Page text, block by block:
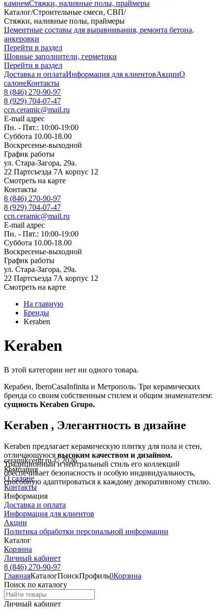
камнемСтяжки, наливные полы, праймеры
Каталог/Строительные смеси, СВП/
Стяжки, наливные полы, праймеры
Цементные составы для выравнивания, ремонта бетона,
анкеровки
Перейти в раздел
Шовные заполнители, герметики
Перейти в раздел
Доставка и оплатаИнформация для клиентовАкцииО
салонеКонтакты
8 (846) 270-90-97
8 (929) 704-07-47
ccn.ceramic@mail.ru
E-mail адрес
Пн. - Пят.: 10:00-19:00
Суббота 10.00-18.00
Воскресенье-выходной
График работы
ул. Стара-Загора, 29а.
22 Партсъезда 7А корпус 12
Смотреть на карте
Контакты
8 (846) 270-90-97
8 (929) 704-07-47
ccn.ceramic@mail.ru
E-mail адрес
Пн. - Пят.: 10:00-19:00
Суббота 10.00-18.00
Воскресенье-выходной
График работы
ул. Стара-Загора, 29а.
22 Партсъезда 7А корпус 12
Смотреть на карте
На главную
Бренды
Keraben
Keraben
В этой категории нет ни одного товара.
Керабен, IberoCasaInfinita и Метрополь. Три керамических
бренда со своим собственным стилем и общим знаменателем:
сущность Keraben Grupo.
Keraben , Элегантность в дизайне
Keraben предлагает керамическую плитку для пола и стен,
отличающуюся высоким качеством и дизайном.
Традиционный и нейтральный стиль его коллекций
обеспечивает безопасность и особую индивидуальность,
способную адаптироваться к каждому декоративному стилю.
ceramikcentr.ru© 2026
Компания
О салоне
Контакты
Информация
Доставка и оплата
Информация для клиентов
Акции
Политика обработки персональной информации
Каталог
Корзина
Личный кабинет
8 (846) 270-90-97
ГлавнаяКаталогПоискПрофиль0Корзина
Поиск по каталогу
Личный кабинет